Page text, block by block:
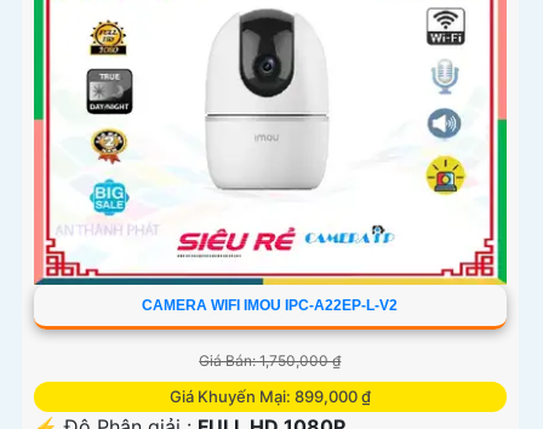
CAMERA WIFI IMOU IPC-A22EP-L-V2
Giá Bán: 1,750,000 ₫
Giá Khuyến Mại: 899,000 ₫